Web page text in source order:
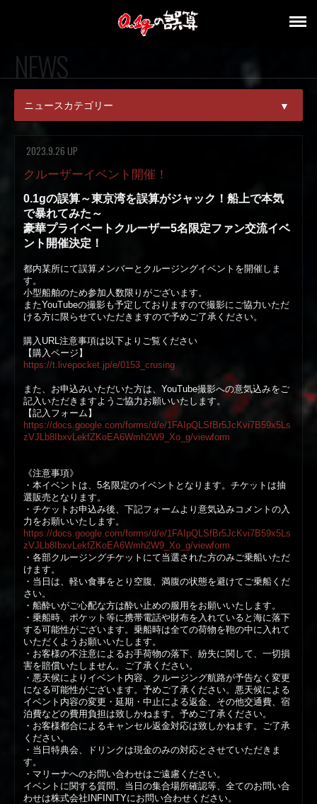
NEWS
ニュースカテゴリー ▼
PICK UP
NEWS
RELEASE
LIVE
MEDIA
2023.9.26 UP
クルーザーイベント開催！
0.1gの誤算～東京湾を誤算がジャック！船上で本気
で暴れてみた～
豪華プライベートクルーザー5名限定ファン交流イベ
ント開催決定！
都内某所にて誤算メンバーとクルージングイベントを開催しま
す。
小型船舶のため参加人数限りがございます。
またYouTubeの撮影も予定しておりますので撮影にご協力いただ
ける方に限らせていただきますので予めご了承ください。
購入URL注意事項は以下よりご覧ください
【購入ページ】
https://t.livepocket.jp/e/0153_crusing
また、お申込みいただいた方は、YouTube撮影への意気込みをご
記入いただきますようご協力お願いいたします。
【記入フォーム】
https://docs.google.com/forms/d/e/1FAIpQLSfBr5JcKvi7B59x5Ls
zVJLb8IbxvLekfZKoEA6Wmh2W9_Xo_g/viewform
《注意事項》
・本イベントは、5名限定のイベントとなります。チケットは抽
選販売となります。
・チケットお申込み後、下記フォームより意気込みコメントの入
力をお願いいたします。
https://docs.google.com/forms/d/e/1FAIpQLSfBr5JcKvi7B59x5Ls
zVJLb8IbxvLekfZKoEA6Wmh2W9_Xo_g/viewform
・各部クルージングチケットにて当選された方のみご乗船いただ
けます。
・当日は、軽い食事をとり空腹、満腹の状態を避けてご乗船くだ
さい。
・船酔いがご心配な方は酔い止めの服用をお願いいたします。
・乗船時、ポケット等に携帯電話や財布を入れていると海に落下
する可能性がございます。乗船時は全ての荷物を鞄の中に入れて
いただくようお願いいたします。
・お客様の不注意によるお手荷物の落下、紛失に関して、一切損
害を賠償いたしません。ご了承ください。
・悪天候によりイベント内容、クルージング航路が予告なく変更
になる可能性がございます。予めご了承ください。悪天候による
イベント内容の変更・延期・中止による返金、その他交通費、宿
泊費などの費用負担は致しかねます。予めご了承ください。
・お客様都合によるキャンセル返金対応は致しかねます。ご了承
ください。
・当日特典会、ドリンクは現金のみの対応とさせていただきま
す。
・マリーナへのお問い合わせはご遠慮ください。
イベントに関する質問、当日の集合場所確認等、全てのお問い合
わせは株式会社INFINITYにお問い合わせください。